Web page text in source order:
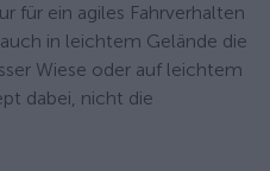
für ein agiles Fahrverhalten
in leichtem Gelände die
Wiese oder auf leichtem
dabei, nicht die